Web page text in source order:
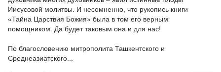
Иисусовой молитвы. И несомненно, что рукопись книги
«Тайна Царствия Божия» была в том его верным
помощником. Да будет таковым она и для нас!
По благословению митрополита Ташкентского и
Среднеазиатского...